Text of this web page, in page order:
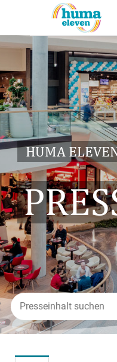
HUMA
Center & Marken
Services
Events
MEDIAGALERIE
PRESSEKONTAKT